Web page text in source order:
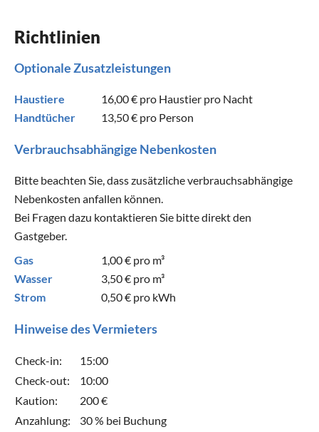
Richtlinien
Optionale Zusatzleistungen
Haustiere 16,00 € pro Haustier pro Nacht
Handtücher
13,50 € pro Person
Verbrauchsabhängige Nebenkosten
Bitte beachten Sie, dass zusätzliche verbrauchsabhängige
Nebenkosten anfallen können.
Bei Fragen dazu kontaktieren Sie bitte direkt den
Gastgeber.
Gas
1,00 € pro m³
Wasser
3,50 € pro m³
Strom
0,50 € pro kWh
Hinweise des Vermieters
Check-in:
15:00
Check-out:
10:00
Kaution:
200 €
Anzahlung:
30 % bei Buchung